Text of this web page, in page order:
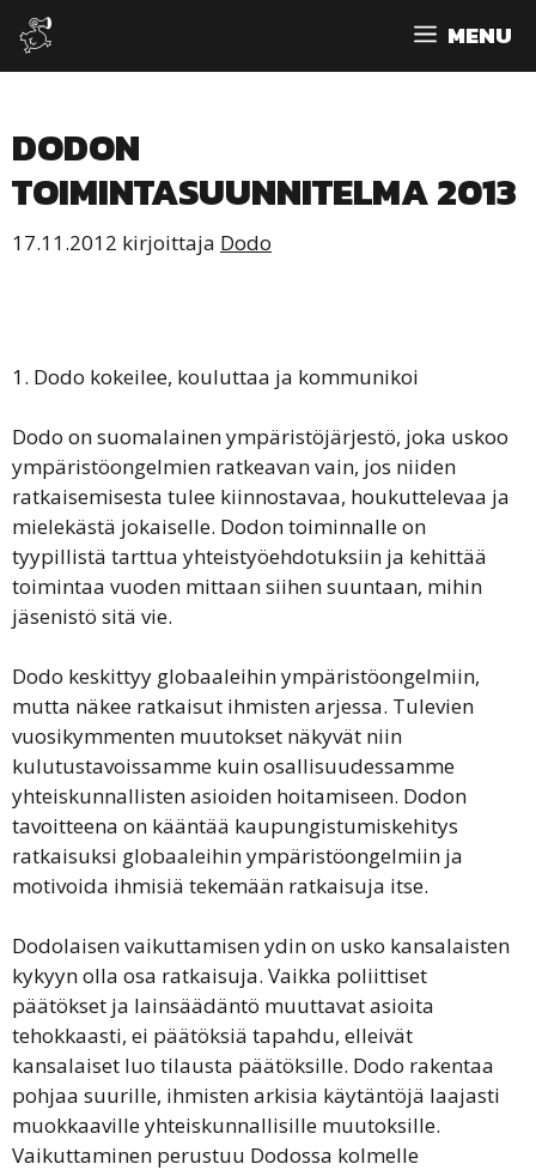
Siirry
sisältöön
MENU
DODON
TOIMINTASUUNNITELMA 2013
17.11.2012 kirjoittaja Dodo
1. Dodo kokeilee, kouluttaa ja kommunikoi
Dodo on suomalainen ympäristöjärjestö, joka uskoo
ympäristöongelmien ratkeavan vain, jos niiden
ratkaisemisesta tulee kiinnostavaa, houkuttelevaa ja
mielekästä jokaiselle. Dodon toiminnalle on
tyypillistä tarttua yhteistyöehdotuksiin ja kehittää
toimintaa vuoden mittaan siihen suuntaan, mihin
jäsenistö sitä vie.
Dodo keskittyy globaaleihin ympäristöongelmiin,
mutta näkee ratkaisut ihmisten arjessa. Tulevien
vuosikymmenten muutokset näkyvät niin
kulutustavoissamme kuin osallisuudessamme
yhteiskunnallisten asioiden hoitamiseen. Dodon
tavoitteena on kääntää kaupungistumiskehitys
ratkaisuksi globaaleihin ympäristöongelmiin ja
motivoida ihmisiä tekemään ratkaisuja itse.
Dodolaisen vaikuttamisen ydin on usko kansalaisten
kykyyn olla osa ratkaisuja. Vaikka poliittiset
päätökset ja lainsäädäntö muuttavat asioita
tehokkaasti, ei päätöksiä tapahdu, elleivät
kansalaiset luo tilausta päätöksille. Dodo rakentaa
pohjaa suurille, ihmisten arkisia käytäntöjä laajasti
muokkaaville yhteiskunnallisille muutoksille.
Vaikuttaminen perustuu Dodossa kolmelle